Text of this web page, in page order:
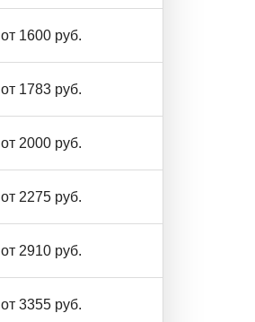
от 1600 руб.
от 1783 руб.
от 2000 руб.
от 2275 руб.
от 2910 руб.
от 3355 руб.